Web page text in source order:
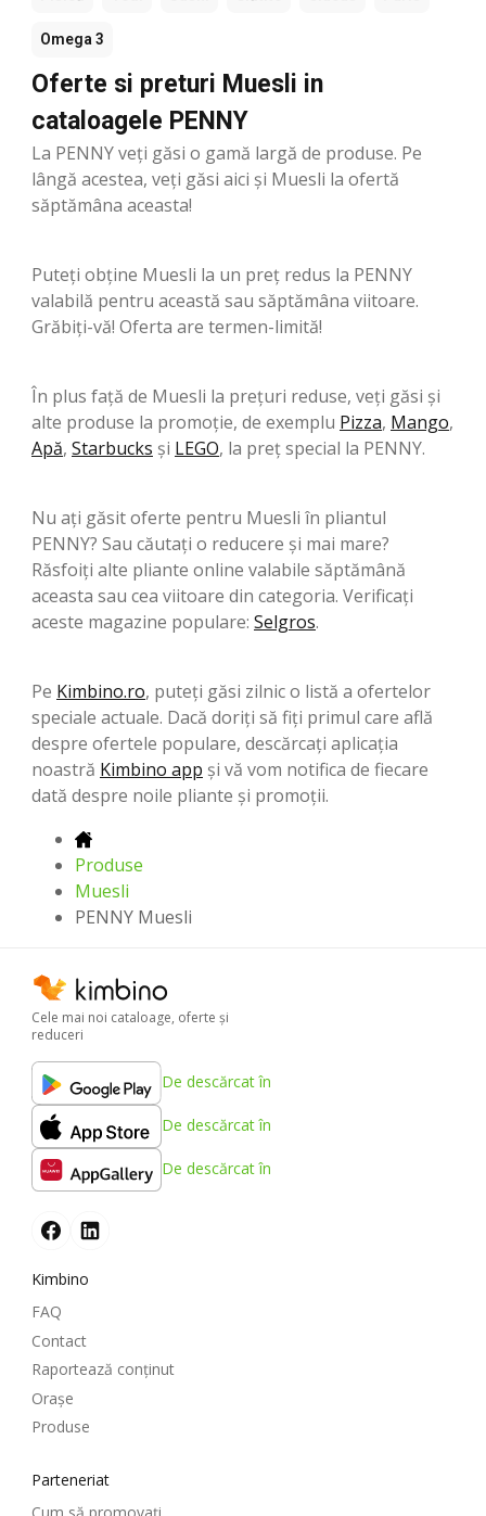
Omega 3
Oferte si preturi Muesli in
cataloagele PENNY
La PENNY veți găsi o gamă largă de produse. Pe
lângă acestea, veți găsi aici și Muesli la ofertă
săptămâna aceasta!
Puteți obține Muesli la un preț redus la PENNY
valabilă pentru această sau săptămâna viitoare.
Grăbiți-vă! Oferta are termen-limită!
În plus față de Muesli la prețuri reduse, veți găsi și
alte produse la promoție, de exemplu Pizza, Mango,
Apă, Starbucks şi LEGO, la preț special la PENNY.
Nu ați găsit oferte pentru Muesli în pliantul
PENNY? Sau căutați o reducere și mai mare?
Răsfoiți alte pliante online valabile săptămână
aceasta sau cea viitoare din categoria. Verificați
aceste magazine populare: Selgros.
Pe Kimbino.ro, puteți găsi zilnic o listă a ofertelor
speciale actuale. Dacă doriți să fiți primul care află
despre ofertele populare, descărcați aplicația
noastră Kimbino app și vă vom notifica de fiecare
dată despre noile pliante și promoții.
Produse
Muesli
PENNY Muesli
Cele mai noi cataloage, oferte şi
reduceri
De descărcat în
De descărcat în
De descărcat în
Kimbino
FAQ
Contact
Raportează conținut
Oraşe
Produse
Parteneriat